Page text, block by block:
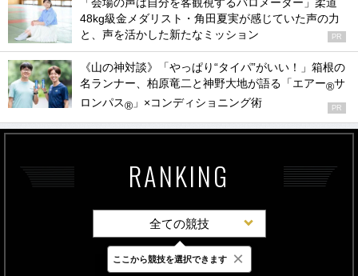
「会場の声は自分を客観視するバロメーター」柔道
48kg級金メダリスト・角田夏実が感じていた声の力
と、声を活かした新たなミッション
PR
《山の神対談》「やっぱり“タイパ”がいい！」箱根の
名ランナー、柏原竜二と神野大地が語る「エアー®サ
ロンパス® 」×コンディショニング術 PR
RANKING
全ての競技
最新 24時間 週間
ここから競技を選択できます ×